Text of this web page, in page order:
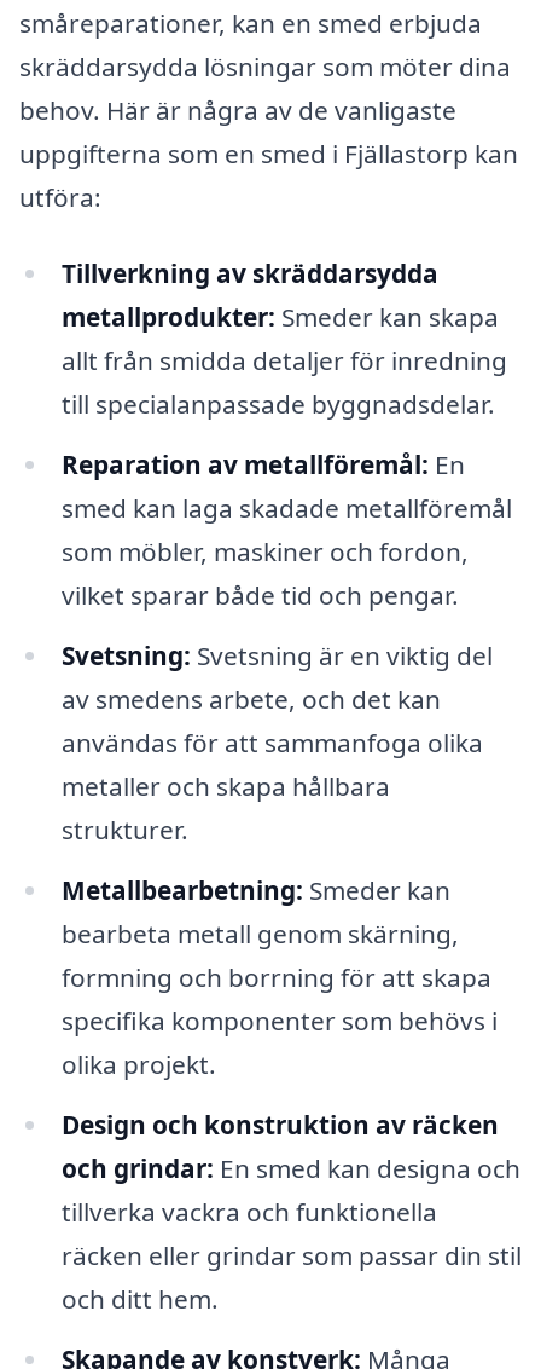
småreparationer, kan en smed erbjuda
skräddarsydda lösningar som möter dina
behov. Här är några av de vanligaste
uppgifterna som en smed i Fjällastorp kan
utföra:
Tillverkning av skräddarsydda
metallprodukter: Smeder kan skapa
allt från smidda detaljer för inredning
till specialanpassade byggnadsdelar.
Reparation av metallföremål: En
smed kan laga skadade metallföremål
som möbler, maskiner och fordon,
vilket sparar både tid och pengar.
Svetsning: Svetsning är en viktig del
av smedens arbete, och det kan
användas för att sammanfoga olika
metaller och skapa hållbara
strukturer.
Metallbearbetning: Smeder kan
bearbeta metall genom skärning,
formning och borrning för att skapa
specifika komponenter som behövs i
olika projekt.
Design och konstruktion av räcken
och grindar: En smed kan designa och
tillverka vackra och funktionella
räcken eller grindar som passar din stil
och ditt hem.
Skapande av konstverk: Många